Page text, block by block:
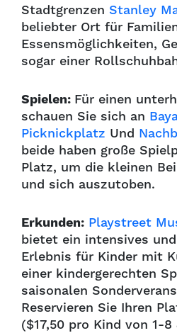
Stadtgrenzen Stanley
beliebter Ort für
Essensmöglichkeiten,
sogar einer
Spielen: Für einen
schauen Sie sich an
Picknickplatz Und
beide haben große
Platz, um die kleinen
und sich auszutoben.
Erkunden: Playstreet
bietet ein intensives
Erlebnis für Kinder mit
einer kindergerechten
saisonalen
Reservieren Sie Ihren
($17,50 pro Kind von 1-8